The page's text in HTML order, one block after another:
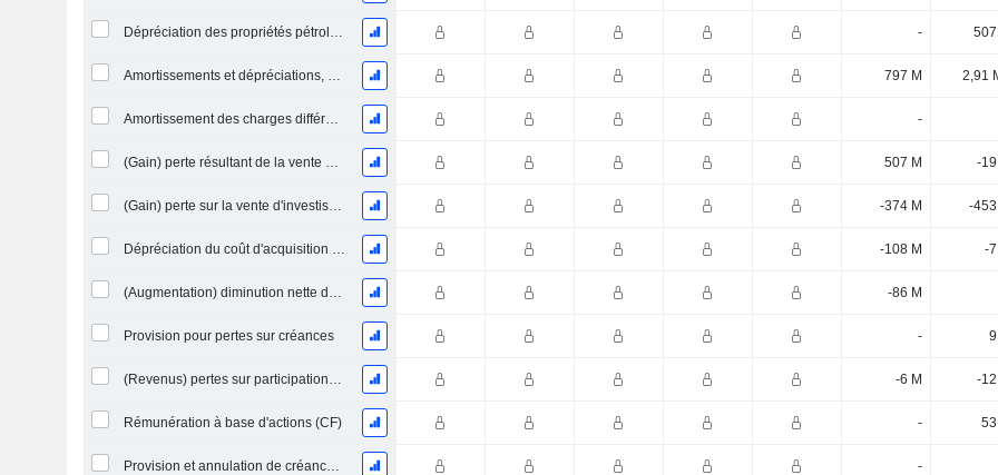
Dépréciation des propriétés pétrolières, gazières et minérales - (CF) - 507
Amortissements et dépréciations, Total 797 M 2,91
Amortissement des charges différées, Total - (CF) -
(Gain) perte résultant de la vente d'un actif 507 M -19
(Gain) perte sur la vente d'investissements - (CF) -374 M -453
Dépréciation du coût d'acquisition d'actifs et dépenses de restructuration -108 M -7
(Augmentation) diminution nette des prêts accordés / vendus - exploitation -86 M
Provision pour pertes sur créances - 9
(Revenus) pertes sur participations - (CF) -6 M -12
Rémunération à base d'actions (CF) - 53
Provision et annulation de créances irrécouvrables -